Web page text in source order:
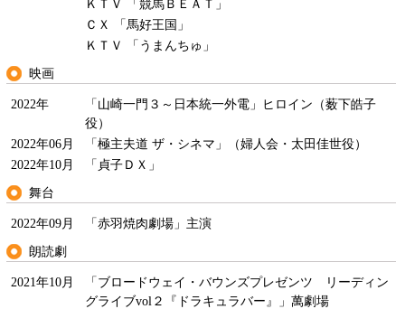
ＫＴＶ 「競馬ＢＥＡＴ」
ＣＸ 「馬好王国」
ＫＴＶ 「うまんちゅ」
映画
2022年
「山崎一門３～日本統一外電」ヒロイン（薮下皓子
役）
2022年06月
「極主夫道 ザ・シネマ」（婦人会・太田佳世役）
2022年10月
「貞子ＤＸ」
舞台
2022年09月 「赤羽焼肉劇場」主演
朗読劇
2021年10月
「ブロードウェイ・バウンズプレゼンツ リーディン
グライブvol２『ドラキュラバー』」萬劇場